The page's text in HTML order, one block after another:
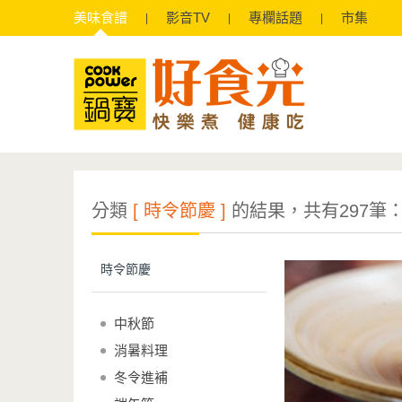
美味食譜 影音TV 專欄話題 市集
分類 [ 時令節慶 ] 的結果，共有297筆
時令節慶
中秋節
消暑料理
冬令進補